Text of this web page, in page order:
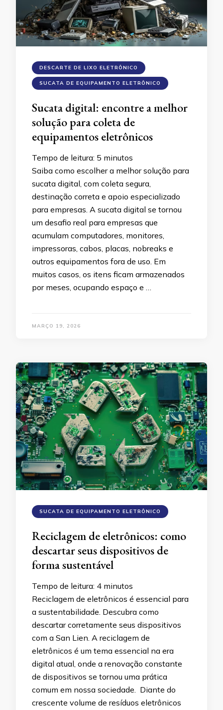
DESCARTE DE LIXO ELETRÔNICO
SUCATA DE EQUIPAMENTO ELETRÔNICO
Sucata digital: encontre a melhor
solução para coleta de
equipamentos eletrônicos
Tempo de leitura: 5 minutos
Saiba como escolher a melhor solução para
sucata digital, com coleta segura,
destinação correta e apoio especializado
para empresas. A sucata digital se tornou
um desafio real para empresas que
acumulam computadores, monitores,
impressoras, cabos, placas, nobreaks e
outros equipamentos fora de uso. Em
muitos casos, os itens ficam armazenados
por meses, ocupando espaço e …
MARÇO 19, 2026
SUCATA DE EQUIPAMENTO ELETRÔNICO
Reciclagem de eletrônicos: como
descartar seus dispositivos de
forma sustentável
Tempo de leitura: 4 minutos
Reciclagem de eletrônicos é essencial para
a sustentabilidade. Descubra como
descartar corretamente seus dispositivos
com a San Lien. A reciclagem de
eletrônicos é um tema essencial na era
digital atual, onde a renovação constante
de dispositivos se tornou uma prática
comum em nossa sociedade. Diante do
crescente volume de resíduos eletrônicos